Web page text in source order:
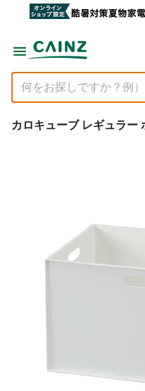
カロキューブ レギュラー